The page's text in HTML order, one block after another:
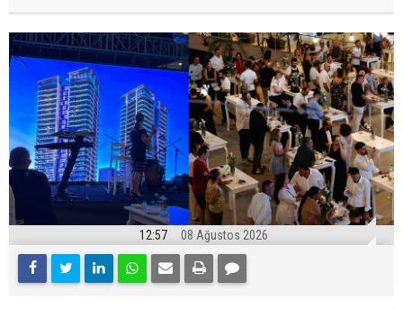
12:57 08 Ağustos 2026